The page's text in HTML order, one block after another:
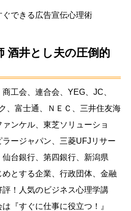
できる広告宣伝心理術
酒井とし夫の圧倒的
工会、連合会、YEG、JC、
、富士通、ＮＥＣ、三井住友海
ァンケル、東芝ソリューショ
ージャパン、三菱UFJリサー
台銀行、第四銀行、新潟県
とする企業、行政団体、金融
！人気のビジネス心理学講
『すぐに仕事に役立つ！』